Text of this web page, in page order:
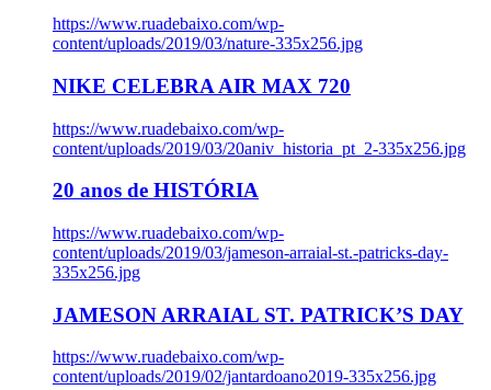
https://www.ruadebaixo.com/wp-
content/uploads/2019/03/nature-335x256.jpg
NIKE CELEBRA AIR MAX 720
https://www.ruadebaixo.com/wp-
content/uploads/2019/03/20aniv_historia_pt_2-335x256.jpg
20 anos de HISTÓRIA
https://www.ruadebaixo.com/wp-
content/uploads/2019/03/jameson-arraial-st.-patricks-day-
335x256.jpg
JAMESON ARRAIAL ST. PATRICK’S DAY
https://www.ruadebaixo.com/wp-
content/uploads/2019/02/jantardoano2019-335x256.jpg